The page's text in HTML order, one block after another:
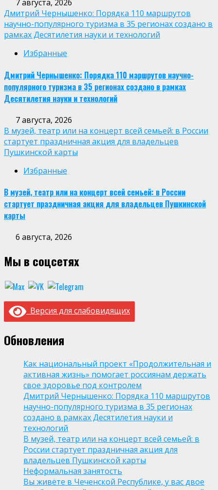
7 августа, 2026
Дмитрий Чернышенко: Порядка 110 маршрутов
научно-популярного туризма в 35 регионах создано в
рамках Десятилетия науки и технологий
Избранные
Дмитрий Чернышенко: Порядка 110 маршрутов научно-
популярного туризма в 35 регионах создано в рамках
Десятилетия науки и технологий
7 августа, 2026
В музей, театр или на концерт всей семьей: в России
стартует праздничная акция для владельцев
Пушкинской карты
Избранные
В музей, театр или на концерт всей семьей: в России
стартует праздничная акция для владельцев Пушкинской
карты
6 августа, 2026
Мы в соцсетях
Версия для слабовидящих
Обновления
Как национальный проект «Продолжительная и
активная жизнь» помогает россиянам держать
свое здоровье под контролем
Дмитрий Чернышенко: Порядка 110 маршрутов
научно-популярного туризма в 35 регионах
создано в рамках Десятилетия науки и
технологий
В музей, театр или на концерт всей семьей: в
России стартует праздничная акция для
владельцев Пушкинской карты
Неформальная занятость
Вы живёте в Чеченской Республике, у вас двое